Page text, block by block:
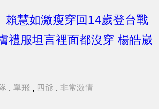
賴慧如激瘦穿回14歲登台戰
禮服坦言裡面都沒穿 楊皓崴
, 單飛 , 四爺 , 非常激情